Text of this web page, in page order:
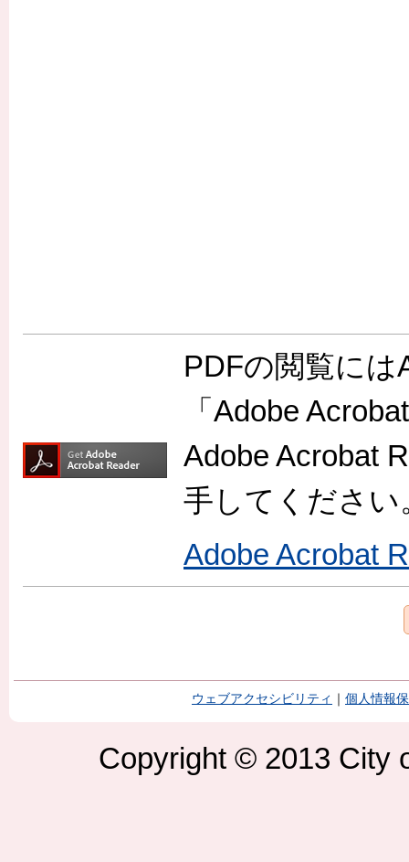
PDFの閲覧に
「Adobe
Adobe Acrobat
手してください
Adobe Acrobat
ウェブアクセシビリティ 個人情報
Copyright © 2013 City